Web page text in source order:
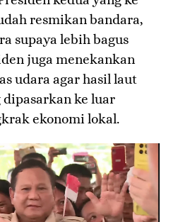
resmikan bandara,
supaya lebih bagus
juga menekankan
udara agar hasil laut
dipasarkan ke luar
ekonomi lokal.